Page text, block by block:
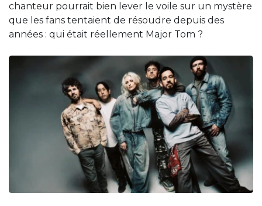
chanteur pourrait bien lever le voile sur un mystère
que les fans tentaient de résoudre depuis des
années : qui était réellement Major Tom ?